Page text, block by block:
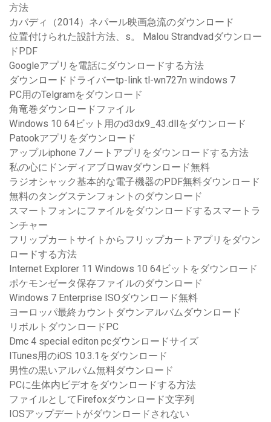
方法
カバディ（2014）ネパール映画急流のダウンロード
位置付けられた設計方法、s。 Malou Strandvadダウンロー
ドPDF
Googleアプリを電話にダウンロードする方法
ダウンロードドライバーtp-link tl-wn727n windows 7
PC用のTelgramをダウンロード
角竜巻ダウンロードファイル
Windows 10 64ビット用のd3dx9_43.dllをダウンロード
Patookアプリをダウンロード
アップルiphone 7ノートアプリをダウンロードする方法
私の心にドンディアブロwavダウンロード無料
ラジオシャック基本的な電子機器のPDF無料ダウンロード
無料のタングステンフォントのダウンロード
スマートフォンにファイルをダウンロードするスマートラ
ンチャー
フリップカートサイトからフリップカートアプリをダウン
ロードする方法
Internet Explorer 11 Windows 10 64ビットをダウンロード
ポケモンゼータ保存ファイルのダウンロード
Windows 7 Enterprise ISOダウンロード無料
ヨーロッパ最終カウントダウンアルバムダウンロード
リボルトダウンロードPC
Dmc 4 special editon pcダウンロードサイズ
ITunes用のiOS 10.3.1をダウンロード
男性の黒いアルバム無料ダウンロード
PCに生体内ビデオをダウンロードする方法
ファイルとしてFirefoxダウンロード文字列
IOSアップデートがダウンロードされない